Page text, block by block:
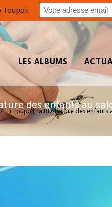
LES ALBUMS
des enfants au
Toupoil, la BD-Nature des enfants
Toupoil